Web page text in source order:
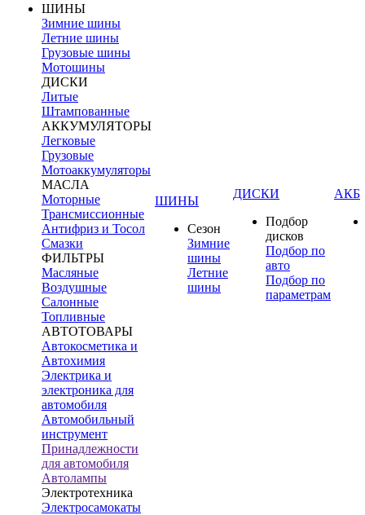
ШИНЫ
Зимние шины
Летние шины
Грузовые шины
Мотошины
ДИСКИ
Литые
Штампованные
АККУМУЛЯТОРЫ
Легковые
Грузовые
Мотоаккумуляторы
МАСЛА
Моторные
Трансмиссионные
Антифриз и Тосол
Смазки
ФИЛЬТРЫ
Масляные
Воздушные
Салонные
Топливные
АВТОТОВАРЫ
Автокосметика и
Автохимия
Электрика и
электроника для
автомобиля
Автомобильный
инструмент
Принадлежности
для автомобиля
Автолампы
Электротехника
Электросамокаты
ШИНЫ
Сезон
Зимние
шины
Летние
шины
ДИСКИ
Подбор
дисков
Подбор по
авто
Подбор по
параметрам
АКБ